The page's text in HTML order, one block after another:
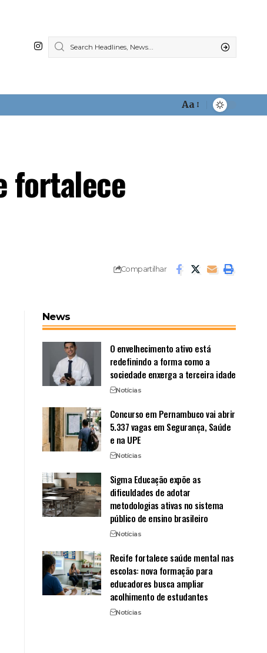
Font
Aa
fortalece
Compartilhar
News
O envelhecimento ativo está
redefinindo a forma como a
sociedade enxerga a terceira idade
Notícias
Concurso em Pernambuco vai abrir
5.337 vagas em Segurança, Saúde
e na UPE
Notícias
Sigma Educação expõe as
dificuldades de adotar
metodologias ativas no sistema
público de ensino brasileiro
Notícias
Recife fortalece saúde mental nas
escolas: nova formação para
educadores busca ampliar
acolhimento de estudantes
Notícias